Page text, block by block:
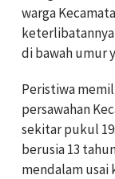
warga
keterlibatannya
di bawah umur
Peristiwa
persawahan
sekitar pukul
berusia 13
mendalam usai